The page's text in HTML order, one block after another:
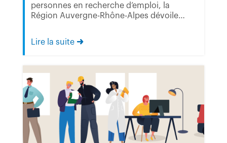
personnes en recherche d’emploi, la
Région Auvergne-Rhône-Alpes dévoile
Lire la suite